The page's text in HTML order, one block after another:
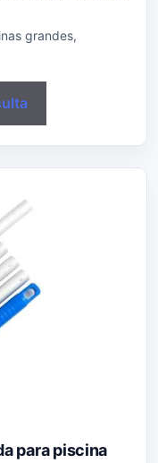
grandes,
para piscina